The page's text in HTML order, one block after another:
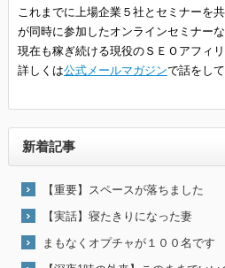
これまでに上場企業５社とセミナーを
が同時に参加したオンラインセミナー
現在も稼ぎ続ける現役のＳＥＯアフィリ
詳しくは公式メールマガジンで話をして
新着記事
【重要】スペースが落ちました
【実話】寝たきりになった妻
まもなくオプチャが１００名です